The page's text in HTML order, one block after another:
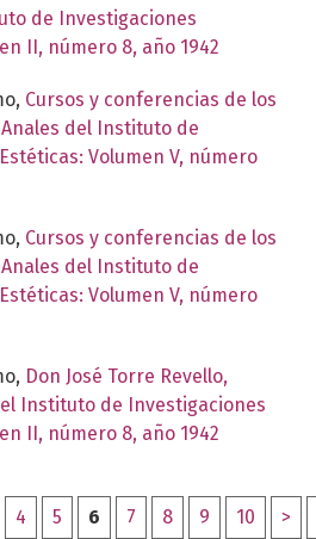
de Investigaciones
II, número 8, año 1942
Cursos y conferencias de los
Anales del Instituto de
Volumen V, número
Cursos y conferencias de los
Anales del Instituto de
Volumen V, número
Don José Torre Revello,
Instituto de Investigaciones
II, número 8, año 1942
4 5 6 7 8 9 10 >